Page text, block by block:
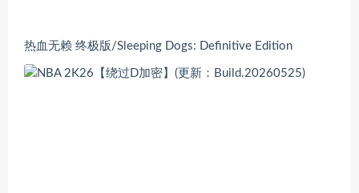
热血无赖 终极版/Sleeping Dogs: Definitive Edition